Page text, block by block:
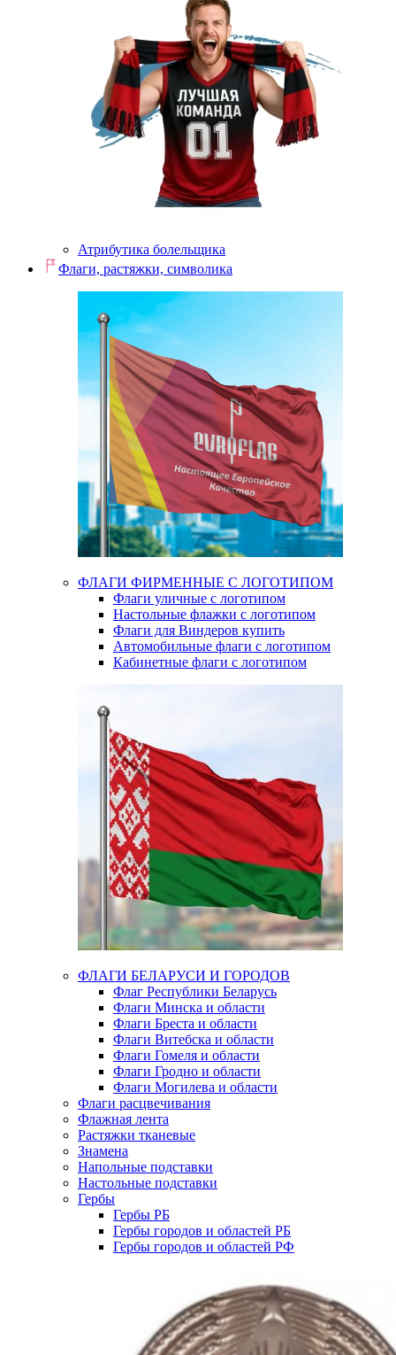
Атрибутика болельщика
Флаги, растяжки, символика
ФЛАГИ ФИРМЕННЫЕ С ЛОГОТИПОМ
Флаги уличные с логотипом
Настольные флажки с логотипом
Флаги для Виндеров купить
Автомобильные флаги с логотипом
Кабинетные флаги с логотипом
ФЛАГИ БЕЛАРУСИ И ГОРОДОВ
Флаг Республики Беларусь
Флаги Минска и области
Флаги Бреста и области
Флаги Витебска и области
Флаги Гомеля и области
Флаги Гродно и области
Флаги Могилева и области
Флаги расцвечивания
Флажная лента
Растяжки тканевые
Знамена
Напольные подставки
Настольные подставки
Гербы
Гербы РБ
Гербы городов и областей РБ
Гербы городов и областей РФ